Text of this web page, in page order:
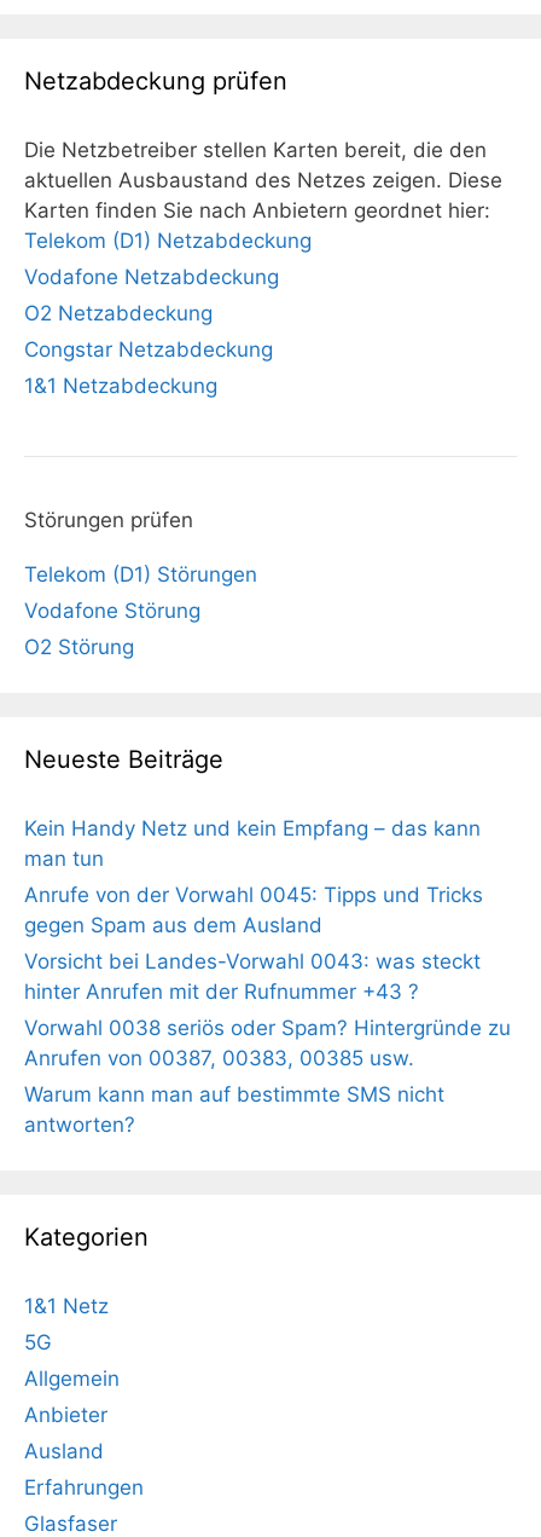
Netzabdeckung prüfen
Die Netzbetreiber stellen Karten bereit, die den
aktuellen Ausbaustand des Netzes zeigen. Diese
Karten finden Sie nach Anbietern geordnet hier:
Telekom (D1) Netzabdeckung
Vodafone Netzabdeckung
O2 Netzabdeckung
Congstar Netzabdeckung
1&1 Netzabdeckung
Störungen prüfen
Telekom (D1) Störungen
Vodafone Störung
O2 Störung
Neueste Beiträge
Kein Handy Netz und kein Empfang – das kann
man tun
Anrufe von der Vorwahl 0045: Tipps und Tricks
gegen Spam aus dem Ausland
Vorsicht bei Landes-Vorwahl 0043: was steckt
hinter Anrufen mit der Rufnummer +43 ?
Vorwahl 0038 seriös oder Spam? Hintergründe zu
Anrufen von 00387, 00383, 00385 usw.
Warum kann man auf bestimmte SMS nicht
antworten?
Kategorien
1&1 Netz
5G
Allgemein
Anbieter
Ausland
Erfahrungen
Glasfaser